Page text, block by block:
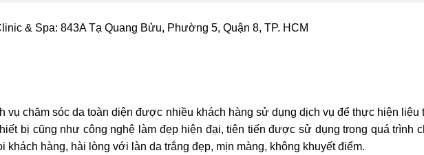
& Spa: 843A Tạ Quang Bửu, Phường 5, Quận 8, TP. HCM
vụ chăm sóc da toàn diện được nhiều khách hàng sử dụng dịch vụ để thực hiện liệu
bị cũng như công nghệ làm đẹp hiện đại, tiên tiến được sử dụng trong quá trình
khách hàng, hài lòng với làn da trắng đẹp, mịn màng, không khuyết điểm.